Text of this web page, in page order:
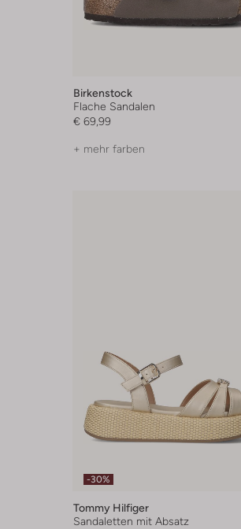
Birkenstock
Flache Sandalen
€ 69,99
+ mehr farben
-30%
Tommy Hilfiger
Sandaletten mit Absatz